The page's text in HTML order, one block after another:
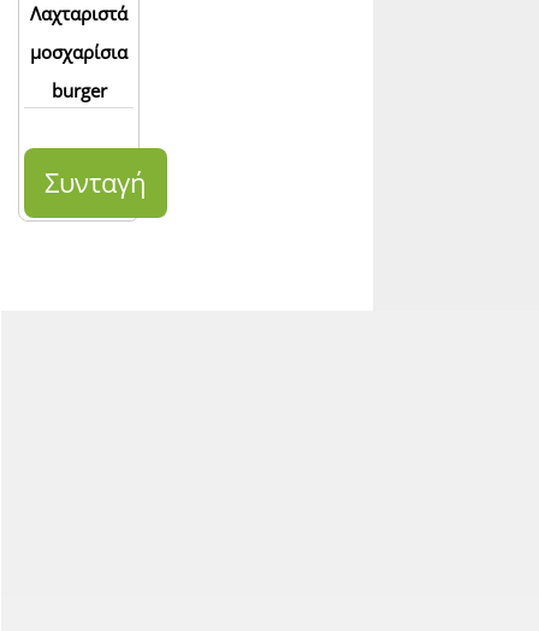
Λαχταριστά
μοσχαρίσια
burger
Συνταγή